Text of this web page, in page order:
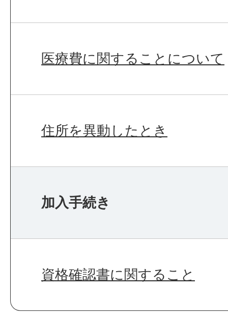
医療費に関することについて
住所を異動したとき
加入手続き
資格確認書に関すること